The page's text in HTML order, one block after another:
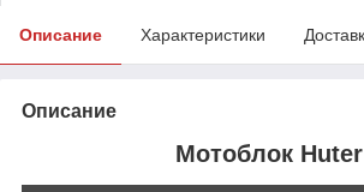
Описание Характеристики
Описание
Мотоблок Huter